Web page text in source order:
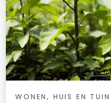
WONEN, HUIS EN TUIN